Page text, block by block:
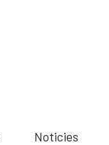
Noticies